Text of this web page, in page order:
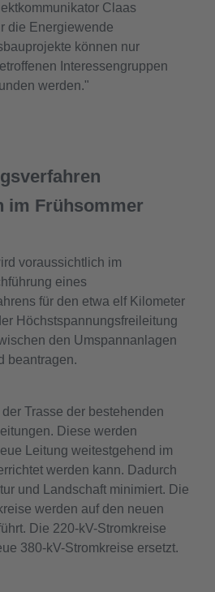
Claas
die Energiewende
können nur
Interessengruppen
werden."
im Frühsommer
voraussichtlich im
eines
für den etwa elf Kilometer
Höchstspannungsfreileitung
den Umspannanlagen
beantragen.
Trasse der bestehenden
Diese werden
Leitung weitestgehend im
werden kann. Dadurch
und Landschaft minimiert. Die
werden auf den neuen
Die 220-kV-Stromkreise
380-kV-Stromkreise ersetzt.